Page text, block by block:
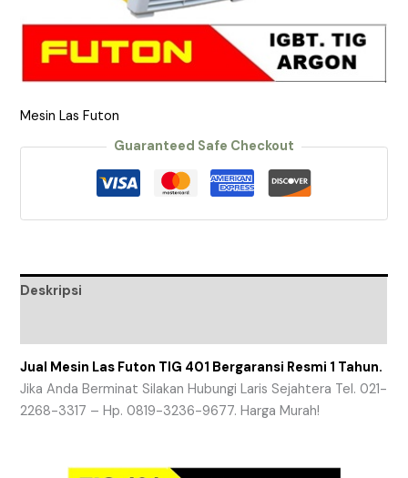
Mesin Las Futon
Guaranteed Safe Checkout
Deskripsi
Jual Mesin Las Futon TIG 401 Bergaransi Resmi 1 Tahun.
Jika Anda Berminat Silakan Hubungi Laris Sejahtera Tel. 021-
2268-3317 – Hp. 0819-3236-9677. Harga Murah!